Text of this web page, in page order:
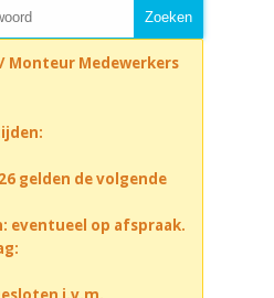
Monteur Medewerkers
gelden de volgende
eventueel op afspraak.